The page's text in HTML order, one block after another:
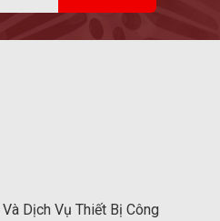
Dịch Vụ Thiết Bị Công